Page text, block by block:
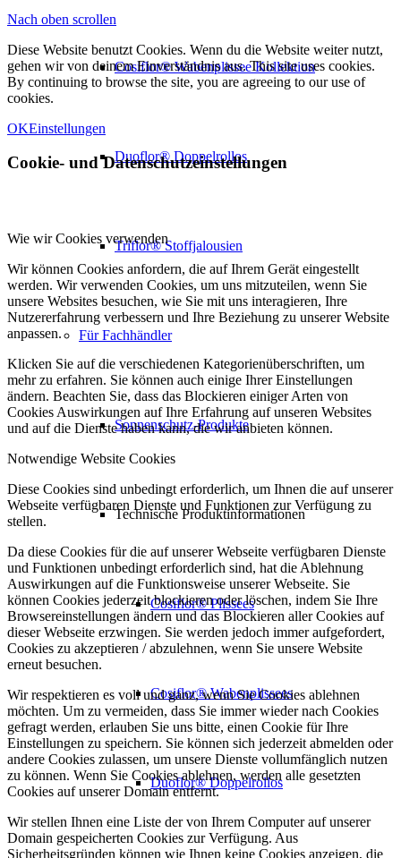
Cosiflor® Wabenplissee Kollektion
Duoflor® Doppelrollos
Triflor® Stoffjalousien
Für Fachhändler
Sonnenschutz-Produkte
Technische Produktinformationen
Cosiflor® Plissees
Cosiflor® Wabenplissees
Duoflor® Doppelrollos
Nach oben scrollen
Diese Website benutzt Cookies. Wenn du die Website weiter nutzt,
gehen wir von deinem Einverständnis aus. This site uses cookies.
By continuing to browse the site, you are agreeing to our use of
cookies.
OKEinstellungen
Cookie- und Datenschutzeinstellungen
Wie wir Cookies verwenden
Wir können Cookies anfordern, die auf Ihrem Gerät eingestellt
werden. Wir verwenden Cookies, um uns mitzuteilen, wenn Sie
unsere Websites besuchen, wie Sie mit uns interagieren, Ihre
Nutzererfahrung verbessern und Ihre Beziehung zu unserer Website
anpassen.
Klicken Sie auf die verschiedenen Kategorienüberschriften, um
mehr zu erfahren. Sie können auch einige Ihrer Einstellungen
ändern. Beachten Sie, dass das Blockieren einiger Arten von
Cookies Auswirkungen auf Ihre Erfahrung auf unseren Websites
und auf die Dienste haben kann, die wir anbieten können.
Notwendige Website Cookies
Diese Cookies sind unbedingt erforderlich, um Ihnen die auf unserer
Webseite verfügbaren Dienste und Funktionen zur Verfügung zu
stellen.
Da diese Cookies für die auf unserer Webseite verfügbaren Dienste
und Funktionen unbedingt erforderlich sind, hat die Ablehnung
Auswirkungen auf die Funktionsweise unserer Webseite. Sie
können Cookies jederzeit blockieren oder löschen, indem Sie Ihre
Browsereinstellungen ändern und das Blockieren aller Cookies auf
dieser Webseite erzwingen. Sie werden jedoch immer aufgefordert,
Cookies zu akzeptieren / abzulehnen, wenn Sie unsere Website
erneut besuchen.
Wir respektieren es voll und ganz, wenn Sie Cookies ablehnen
möchten. Um zu vermeiden, dass Sie immer wieder nach Cookies
gefragt werden, erlauben Sie uns bitte, einen Cookie für Ihre
Einstellungen zu speichern. Sie können sich jederzeit abmelden oder
andere Cookies zulassen, um unsere Dienste vollumfänglich nutzen
zu können. Wenn Sie Cookies ablehnen, werden alle gesetzten
Cookies auf unserer Domain entfernt.
Wir stellen Ihnen eine Liste der von Ihrem Computer auf unserer
Domain gespeicherten Cookies zur Verfügung. Aus
Sicherheitsgründen können wie Ihnen keine Cookies anzeigen, die